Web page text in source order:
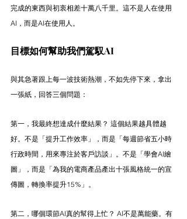
完成的東西與初衷相差十萬八千里。這不是人在使用
AI，而是AI在使用人。
目標如何幫助我們駕馭AI
與其急著跟上每一波技術熱潮，不如先停下來，拿出
一張紙，回答三個問題：
第一，我最終想達成什麼結果？ 這個結果越具體越
好。不是「提升工作效率」，而是「每週節省五小時
行政時間，用來專注於客戶訪談」。不是「學會AI繪
圖」，而是「為我的電商產品產出十張風格統一的宣
傳圖，轉換率提升15%」。
第二，哪個環節AI真的幫得上忙？ AI不是萬能藥。有